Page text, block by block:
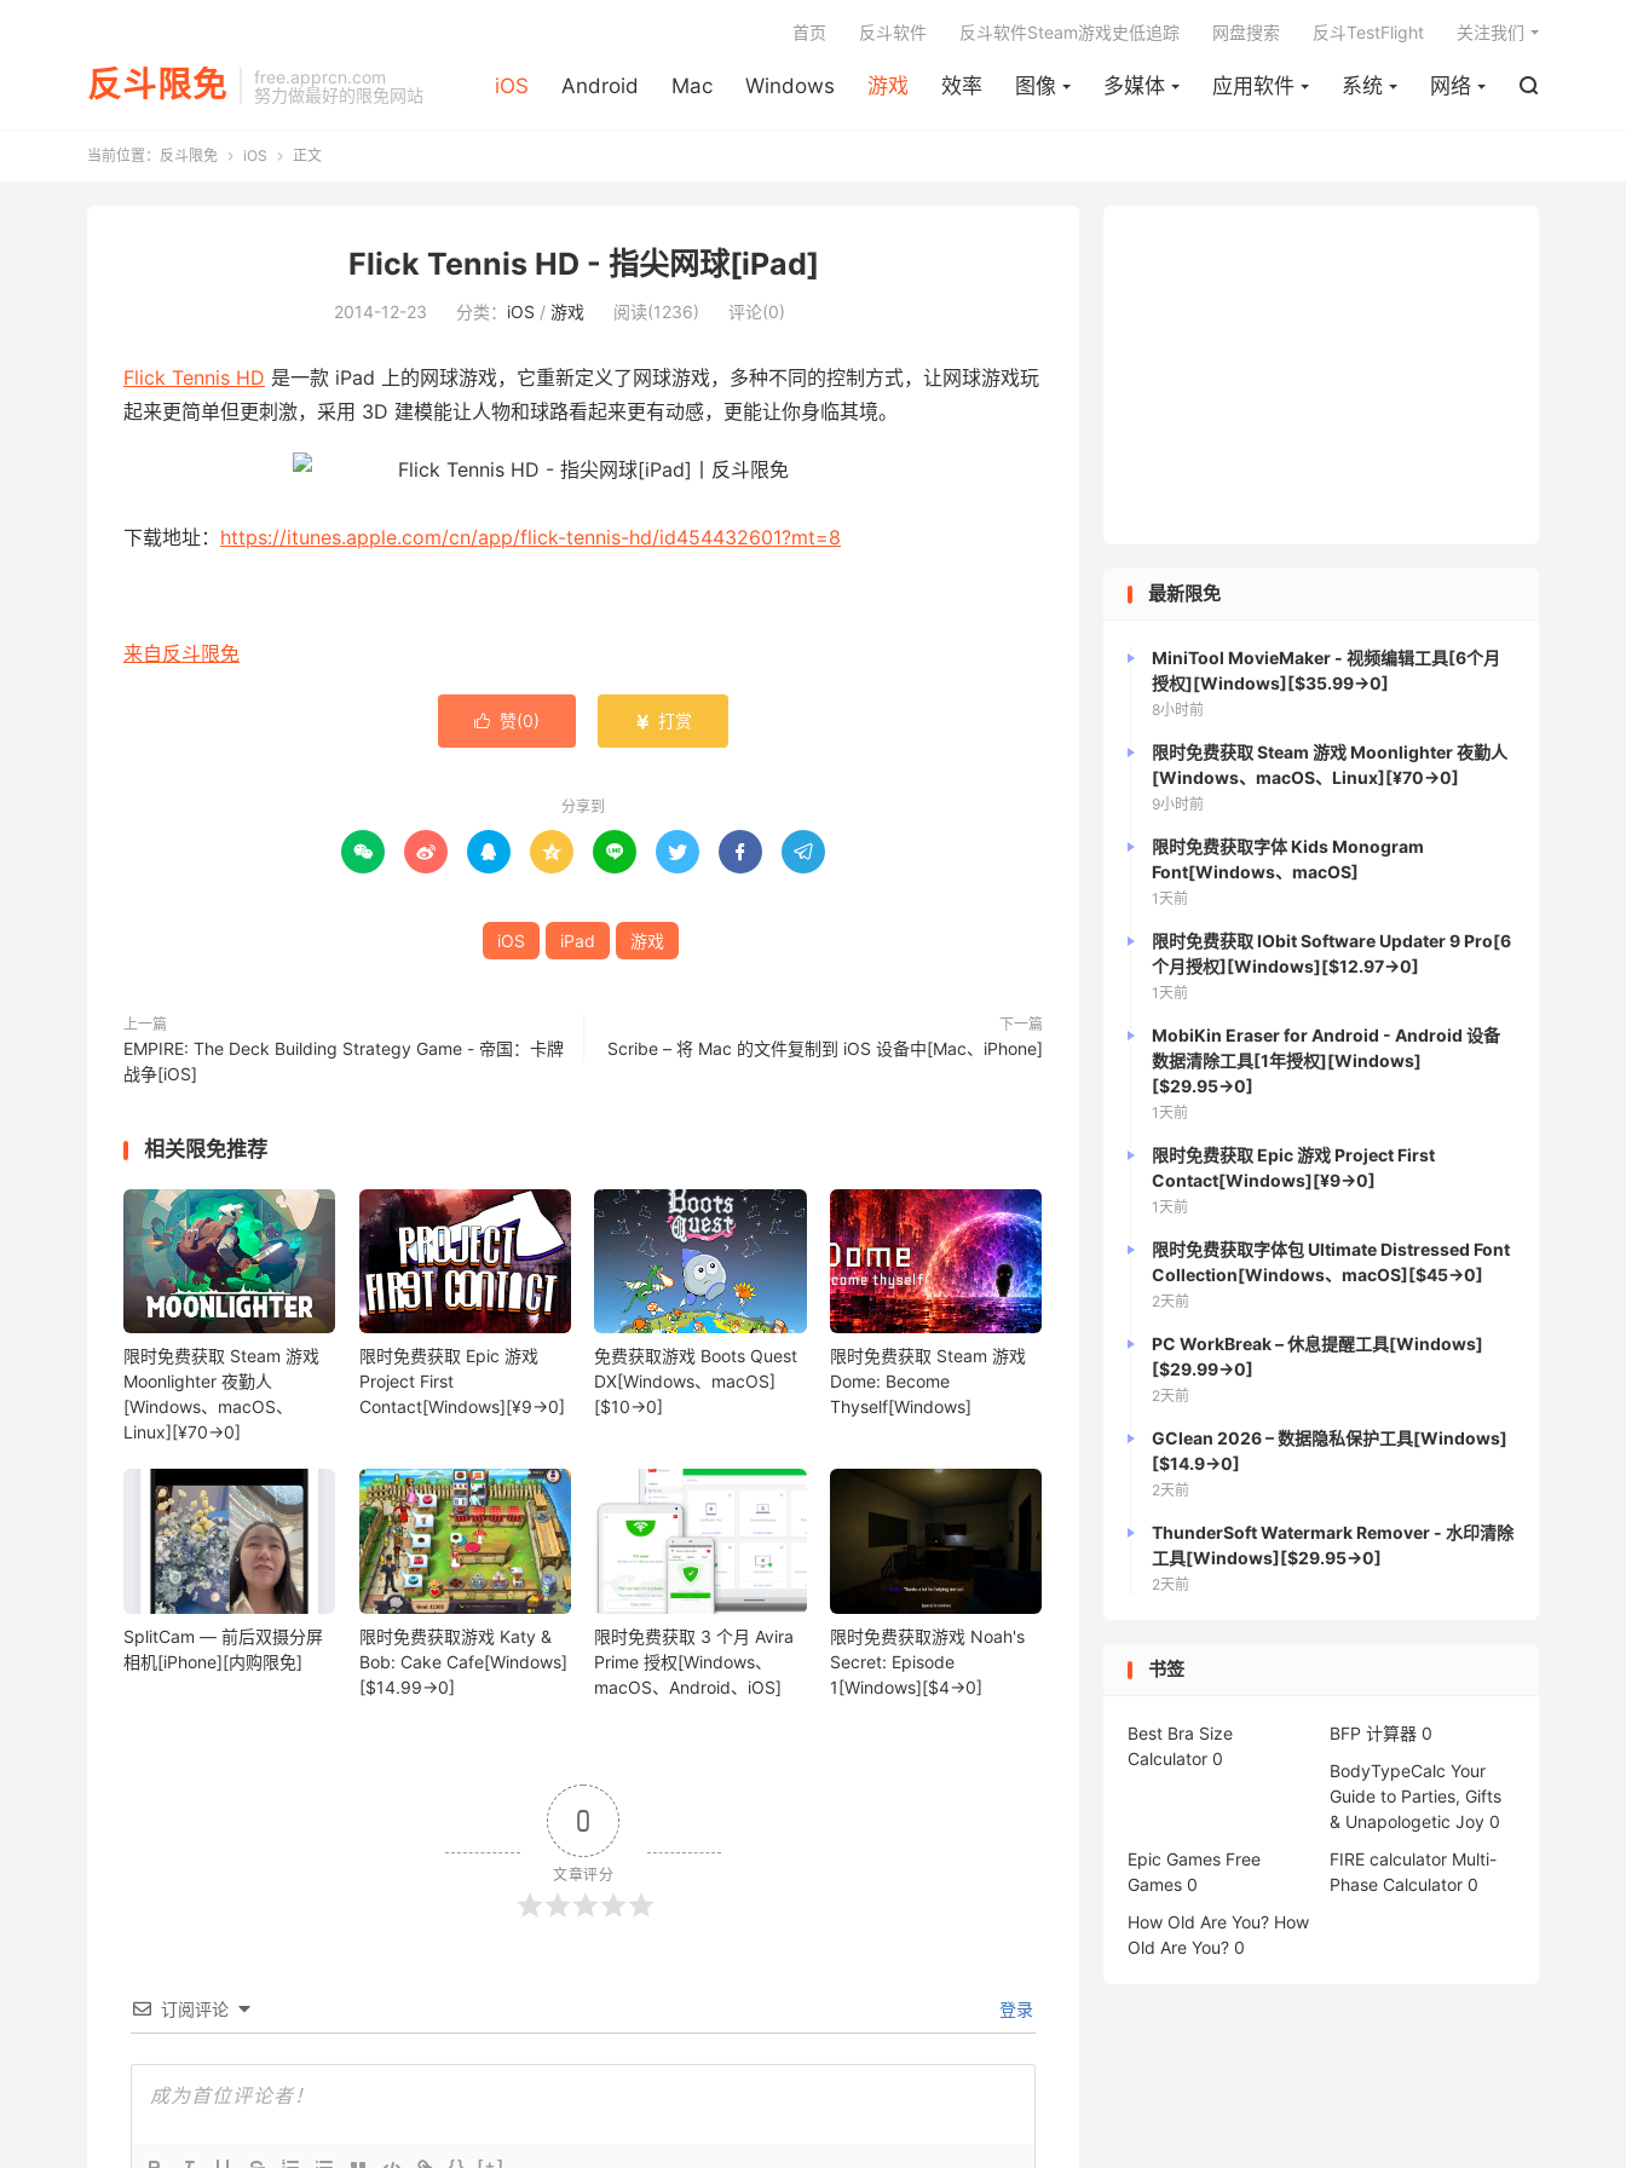
反斗限免
free.apprcn.com
努力做最好的限免网站
iOS Android Mac Windows 游戏 效率 图像 多媒体 应用软件 系统 网络 
首页 反斗软件 反斗软件Steam游戏史低追踪 网盘搜索 反斗TestFlight 关注我们
当前位置： 反斗限免  iOS  正文
Flick Tennis HD - 指尖网球[iPad]
2014-12-23 分类： iOS / 游戏 阅读(1236) 评论(0)
Flick Tennis HD 是一款 iPad 上的网球游戏，它重新定义了网球游戏，多种不同的控制方式，让网球游戏玩
起来更简单但更刺激，采用 3D 建模能让人物和球路看起来更有动感，更能让你身临其境。
下载地址： https://itunes.apple.com/cn/app/flick-tennis-hd/id454432601?mt=8
来自反斗限免
 赞(0)  打赏
分享到
       
iOS iPad 游戏
上一篇
EMPIRE: The Deck Building Strategy Game - 帝国：卡牌
战争[iOS]
下一篇
Scribe – 将 Mac 的文件复制到 iOS 设备中[Mac、iPhone]
相关限免推荐
限时免费获取 Steam 游戏
Moonlighter 夜勤人
[Windows、macOS、
Linux][¥70→0]
限时免费获取 Epic 游戏
Project First
Contact[Windows][¥9→0]
免费获取游戏 Boots Quest
DX[Windows、macOS]
[$10→0]
限时免费获取 Steam 游戏
Dome: Become
Thyself[Windows]
SplitCam — 前后双摄分屏
相机[iPhone][内购限免]
限时免费获取游戏 Katy &
Bob: Cake Cafe[Windows]
[$14.99→0]
限时免费获取 3 个月 Avira
Prime 授权[Windows、
macOS、Android、iOS]
限时免费获取游戏 Noah's
Secret: Episode
1[Windows][$4→0]
0
文章评分
订阅评论 登录
最新限免
MiniTool MovieMaker - 视频编辑工具[6个月
授权][Windows][$35.99→0]
8小时前
限时免费获取 Steam 游戏 Moonlighter 夜勤人
[Windows、macOS、Linux][¥70→0]
9小时前
限时免费获取字体 Kids Monogram
Font[Windows、macOS]
1天前
限时免费获取 IObit Software Updater 9 Pro[6
个月授权][Windows][$12.97→0]
1天前
MobiKin Eraser for Android - Android 设备
数据清除工具[1年授权][Windows]
[$29.95→0]
1天前
限时免费获取 Epic 游戏 Project First
Contact[Windows][¥9→0]
1天前
限时免费获取字体包 Ultimate Distressed Font
Collection[Windows、macOS][$45→0]
2天前
PC WorkBreak – 休息提醒工具[Windows]
[$29.99→0]
2天前
GClean 2026 – 数据隐私保护工具[Windows]
[$14.9→0]
2天前
ThunderSoft Watermark Remover - 水印清除
工具[Windows][$29.95→0]
2天前
书签
Best Bra Size
Calculator 0
BFP 计算器 0
BodyTypeCalc Your
Guide to Parties, Gifts
& Unapologetic Joy 0
Epic Games Free
Games 0
FIRE calculator Multi-
Phase Calculator 0
How Old Are You? How
Old Are You? 0